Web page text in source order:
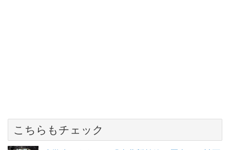
こちらもチェック